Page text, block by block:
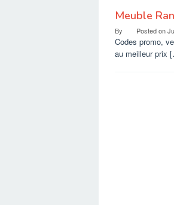
Meuble
By Posted on
Codes promo,
au meilleur prix